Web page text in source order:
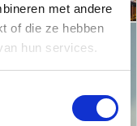
met andere
of die ze hebben
hun services.